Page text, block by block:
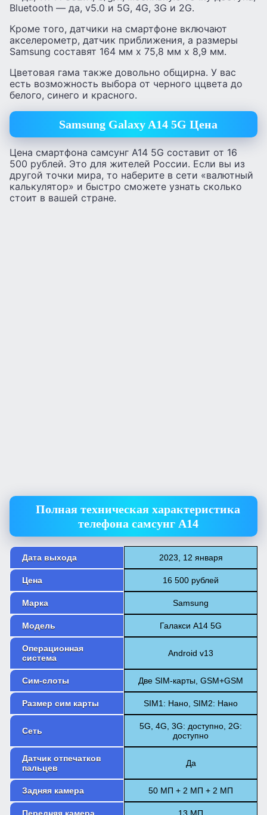
Bluetooth — да, v5.0 и 5G, 4G, 3G и 2G.
Кроме того, датчики на смартфоне включают
акселерометр, датчик приближения, а размеры
Samsung составят 164 мм x 75,8 мм x 8,9 мм.
Цветовая гама также довольно общирна. У вас
есть возможность выбора от черного ццвета до
белого, синего и красного.
Samsung Galaxy A14 5G Цена
Цена смартфона самсунг А14 5G составит от 16
500 рублей. Это для жителей России. Если вы из
другой точки мира, то наберите в сети «валютный
калькулятор» и быстро сможете узнать сколько
стоит в вашей стране.
Полная техническая характеристика
телефона самсунг А14
Дата выхода 2023, 12 января
Цена 16 500 рублей
Марка Samsung
Модель Галакси А14 5G
Операционная
система
Android v13
Сим-слоты Две SIM-карты, GSM+GSM
Размер сим карты SIM1: Нано, SIM2: Нано
Сеть
5G, 4G, 3G: доступно, 2G:
доступно
Датчик отпечатков
пальцев
Да
Задняя камера 50 МП + 2 МП + 2 МП